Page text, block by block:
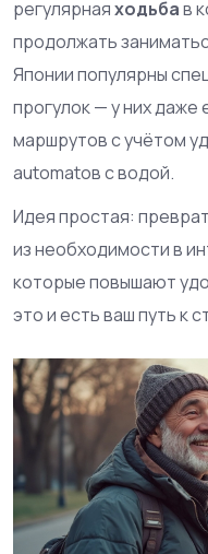
регулярнаяходьбав
продолжать
Японии популярны
прогулок — у них даже
маршрутов с учётом
automatов с водой.
Идея простая:
из необходимости в
которые повышают
это и есть ваш путь к